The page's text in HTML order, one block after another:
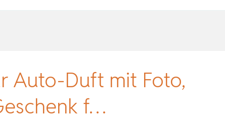
Auto-Duft mit Foto,
f…